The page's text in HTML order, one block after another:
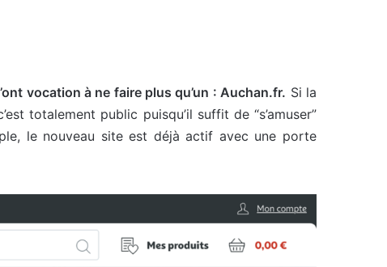
vocation à ne faire plus qu’un : Auchan.fr. Si la
totalement public puisqu’il suffit de “s’amuser”
le nouveau site est déjà actif avec une porte